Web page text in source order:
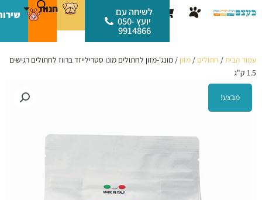
לתוכן
עגלת
קניות
לשיחה עם
יועץ 050-
9914866
חנות
עמוד הבית/ חתולים / מזון / מונג'-מזון לחתולים מונו סטרילייזד ברווז לחתולים רגישים
1.5 ק"ג
מבצע!